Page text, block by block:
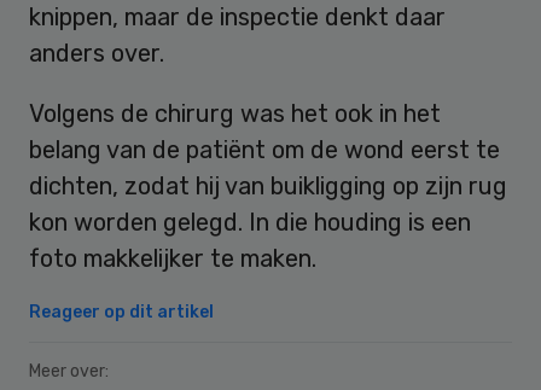
knippen, maar de inspectie denkt daar
anders over.
Volgens de chirurg was het ook in het
belang van de patiënt om de wond eerst te
dichten, zodat hij van buikligging op zijn rug
kon worden gelegd. In die houding is een
foto makkelijker te maken.
Reageer op dit artikel
Meer over: